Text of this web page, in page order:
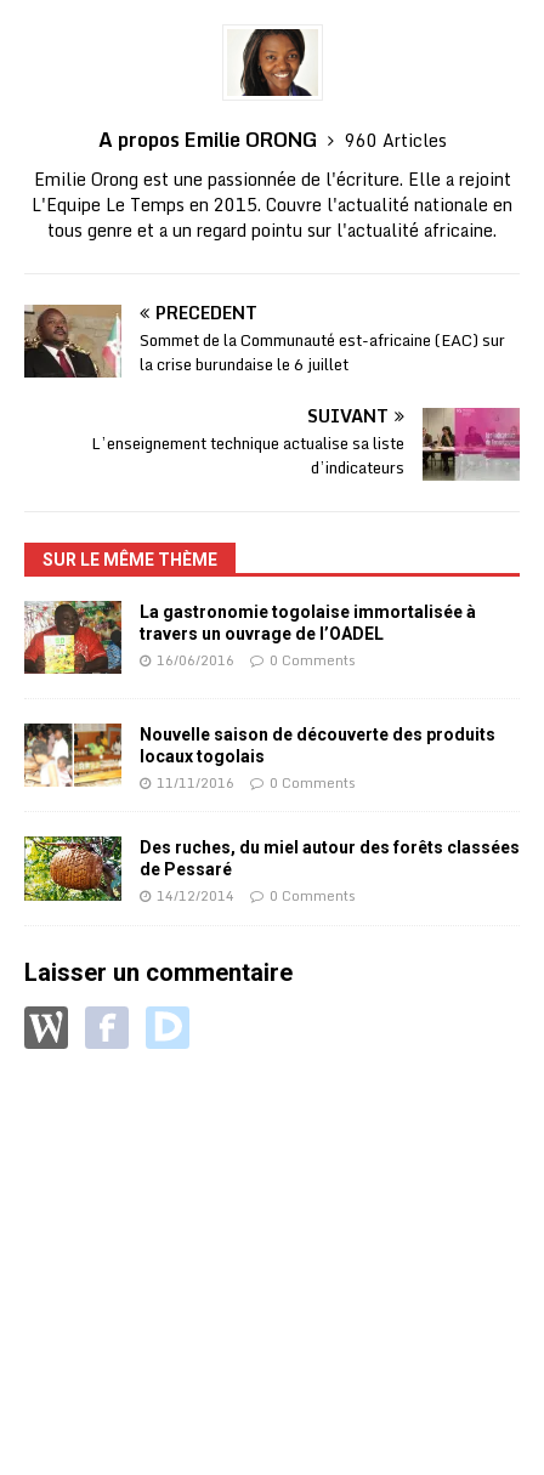
A propos Emilie ORONG
960 Articles
Emilie Orong est une passionnée de l'écriture. Elle a rejoint
L'Equipe Le Temps en 2015. Couvre l'actualité nationale en
tous genre et a un regard pointu sur l'actualité africaine.
PRÉCÉDENT
Sommet de la Communauté est-africaine (EAC) sur
la crise burundaise le 6 juillet
SUIVANT
L’enseignement technique actualise sa liste
d’indicateurs
SUR LE MÊME THÈME
La gastronomie togolaise immortalisée à
travers un ouvrage de l’OADEL
16/06/2016 0 Comments
Nouvelle saison de découverte des produits
locaux togolais
11/11/2016 0 Comments
Des ruches, du miel autour des forêts classées
de Pessaré
14/12/2014 0 Comments
Laisser un commentaire